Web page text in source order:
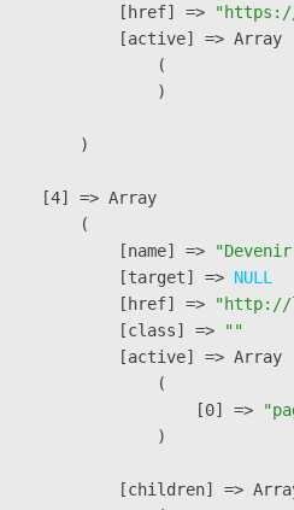
            [href] =>
"https://
            [active] => Array
                (
                )
        )
    [4] => Array
        (
            [name] =>
"Devenir
            [target] =>
NULL
            [href] =>
"http://
            [class] =>
""
            [active] => Array
                (
                    [0] =>
                )
[children] =>